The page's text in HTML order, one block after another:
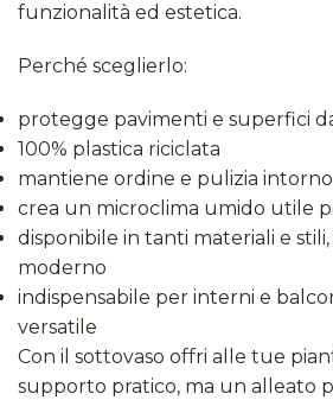
funzionalità ed estetica.
Perché sceglierlo:
protegge pavimenti e superfici
100% plastica riciclata
mantiene ordine e pulizia intorno
crea un microclima umido utile
disponibile in tanti materiali e stili,
moderno
indispensabile per interni e
versatile
Con il sottovaso offri alle tue
supporto pratico, ma un alleato